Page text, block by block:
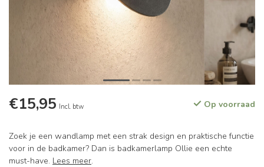
€15,95 Incl. btw Op voorraad
Zoek je een wandlamp met een strak design en praktische functie
voor in de badkamer? Dan is badkamerlamp Ollie een echte
must-have. Lees meer.